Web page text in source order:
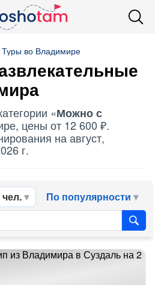
Туры во Владимире
«Можно с
цены от 12 600 ₽.
на август,
г.
чел. По популярности